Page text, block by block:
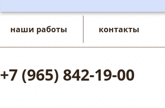
наши работы контакты
+7 (965) 842-19-00